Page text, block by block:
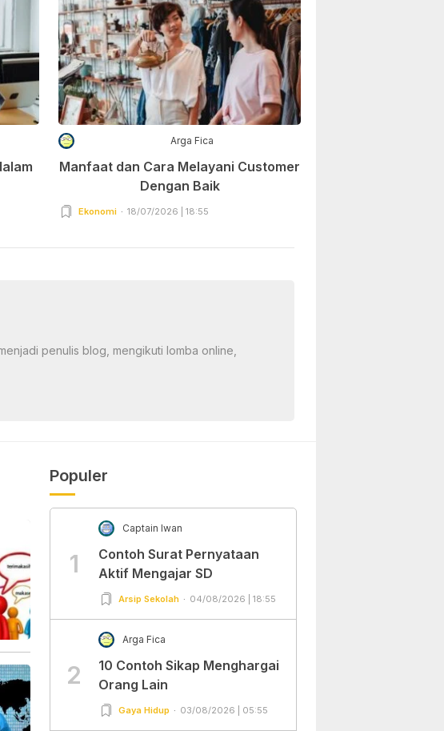
Arga Fica
Manfaat dan Cara Melayani Customer
Dengan Baik
Ekonomi 18/07/2026 | 18:55
penulis blog, mengikuti lomba online,
Populer
1
Captain Iwan
Contoh Surat Pernyataan
Aktif Mengajar SD
Arsip Sekolah 04/08/2026 | 18:55
2
Arga Fica
10 Contoh Sikap Menghargai
Orang Lain
Gaya Hidup 03/08/2026 | 05:55